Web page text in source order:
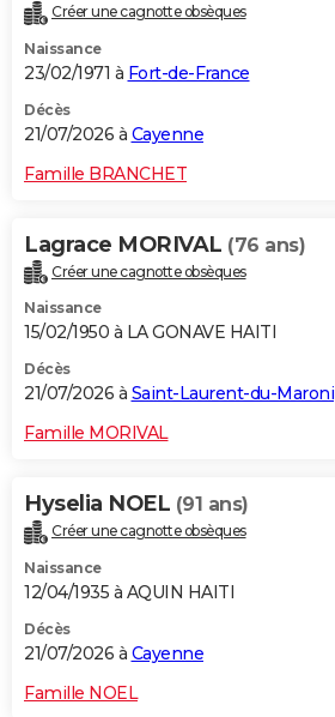
Créer une cagnotte obsèques
Naissance
23/02/1971 à Fort-de-France
Décès
21/07/2026 à Cayenne
Famille BRANCHET
Lagrace MORIVAL (76 ans)
Créer une cagnotte obsèques
Naissance
15/02/1950 à LA GONAVE HAITI
Décès
21/07/2026 à Saint-Laurent-du-Maroni
Famille MORIVAL
Hyselia NOEL (91 ans)
Créer une cagnotte obsèques
Naissance
12/04/1935 à AQUIN HAITI
Décès
21/07/2026 à Cayenne
Famille NOEL